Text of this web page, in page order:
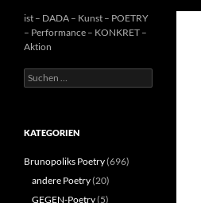
ist – DADA – Kunst – POETRY
– Performance – KONKRET –
Aktion
Suchen
nach:
KATEGORIEN
Brunopoliks Poetry(696)
andere Poetry(20)
GEGEN-Poetry(5)